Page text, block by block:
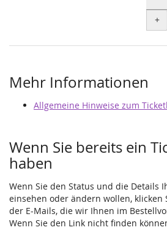
+
Mehr Informationen
Allgemeine Hinweise zum
Wenn Sie bereits ein
haben
Wenn Sie den Status und die Details
einsehen oder ändern wollen, klicken
der E-Mails, die wir Ihnen im
Wenn Sie den Link nicht finden